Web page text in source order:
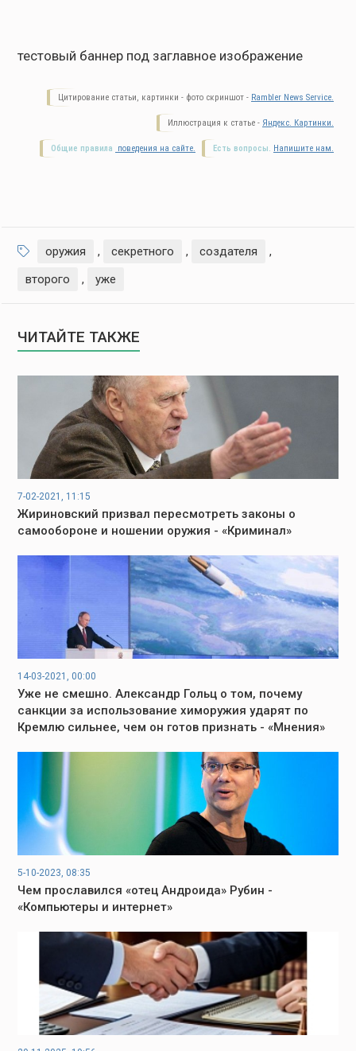
тестовый баннер под заглавное изображение
Цитирование статьи, картинки - фото скриншот - Rambler News Service.
Иллюстрация к статье - Яндекс. Картинки.
Есть вопросы. Напишите нам.
Общие правила поведения на сайте.
оружия , секретного , создателя
,
второго
, уже
ЧИТАЙТЕ ТАКЖЕ
7-02-2021, 11:15
Жириновский призвал пересмотреть законы о
самообороне и ношении оружия - «Криминал»
14-03-2021, 00:00
Уже не смешно. Александр Гольц о том, почему
санкции за использование химоружия ударят по
Кремлю сильнее, чем он готов признать - «Мнения»
5-10-2023, 08:35
Чем прославился «отец Андроида» Рубин -
«Компьютеры и интернет»